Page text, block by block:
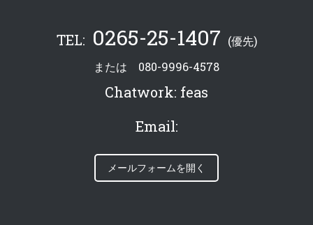
TEL: 0265-25-1407 (優先)
または 080-9996-4578
Chatwork: feas
Email:
メールフォームを開く